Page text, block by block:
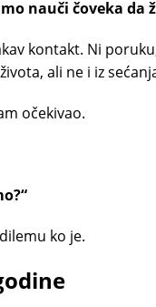
nauči čoveka da
kontakt. Ni
ali ne i iz
očekivao.
ko je.